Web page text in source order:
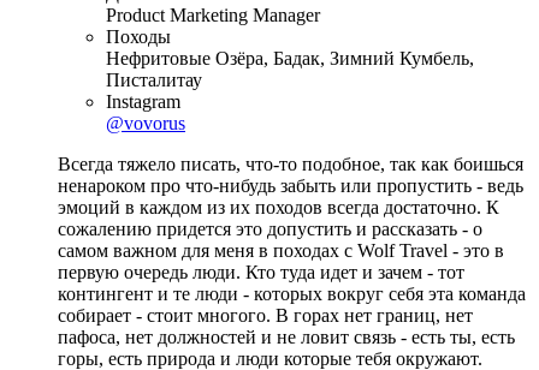
Product Marketing Manager
Походы
Нефритовые Озёра, Бадак, Зимний Кумбель,
Писталитау
Instagram
@vovorus
Всегда тяжело писать, что-то подобное, так как боишься
ненароком про что-нибудь забыть или пропустить - ведь
эмоций в каждом из их походов всегда достаточно. К
сожалению придется это допустить и рассказать - о
самом важном для меня в походах с Wolf Travel - это в
первую очередь люди. Кто туда идет и зачем - тот
контингент и те люди - которых вокруг себя эта команда
собирает - стоит многого. В горах нет границ, нет
пафоса, нет должностей и не ловит связь - есть ты, есть
горы, есть природа и люди которые тебя окружают.